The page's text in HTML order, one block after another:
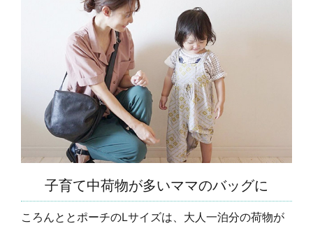
子育て中荷物が多いママのバッグに
ころんととポーチのLサイズは、大人一泊分の荷物が